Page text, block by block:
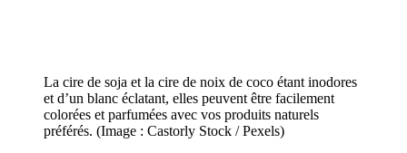
La cire de soja et la cire de noix de coco étant inodores
et d’un blanc éclatant, elles peuvent être facilement
colorées et parfumées avec vos produits naturels
préférés. (Image : Castorly Stock / Pexels)